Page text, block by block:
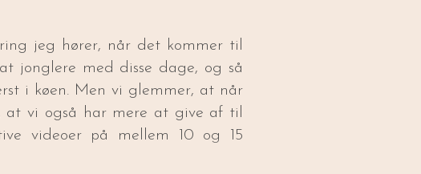
jeg hører, når det kommer til
jonglere med disse dage, og så
i køen. Men vi glemmer, at når
at vi også har mere at give af til
videoer på mellem 10 og 15